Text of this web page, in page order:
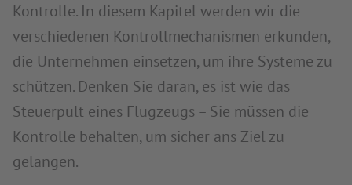
Kontrolle. In diesem Kapitel werden wir die
verschiedenen Kontrollmechanismen erkunden,
die Unternehmen einsetzen, um ihre Systeme zu
schützen. Denken Sie daran, es ist wie das
Steuerpult eines Flugzeugs – Sie müssen die
Kontrolle behalten, um sicher ans Ziel zu
gelangen.